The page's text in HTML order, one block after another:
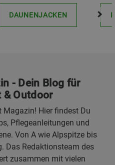
DAUNENJACKEN
- Dein Blog für
& Outdoor
Hier findest Du
Pflegeanleitungen und
Von A wie Alpspitze bis
Das Redaktionsteam des
zusammen mit vielen